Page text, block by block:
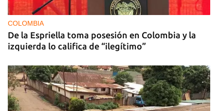
COLOMBIA
De la Espriella toma posesión en Colombia y la
izquierda lo califica de “ilegítimo”